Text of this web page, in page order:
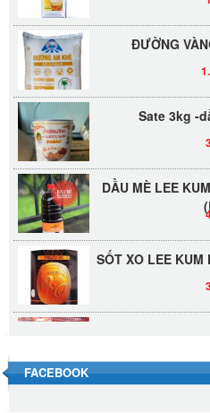
ĐƯỜNG
Sate 3kg -
DẦU MÈ LEE
SỐT XO LEE
FACEBOOK